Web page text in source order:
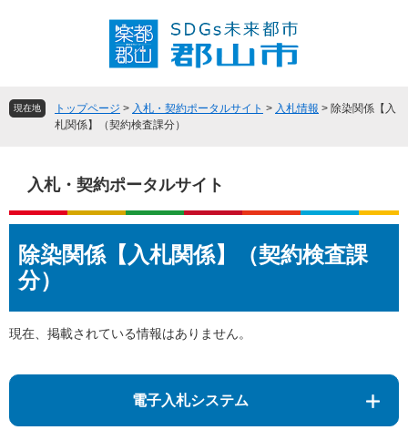
頭
飛
へ
現在地 トップページ > 入札・契約ポータルサイト > 入札情報 > 除染関係【入
札関係】（契約検査課分）
入札・契約ポータルサイト
文除染関係【入札関係】（契約検査課
分）
現在、掲載されている情報はありません。
電子入札システム